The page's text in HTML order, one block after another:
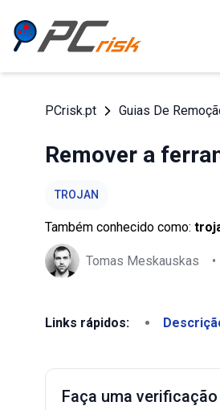
PCrisk.pt Guias De
Remover a
TROJAN
Também conhecido como:
Tomas Meskauskas •
Links rápidos:
Faça uma